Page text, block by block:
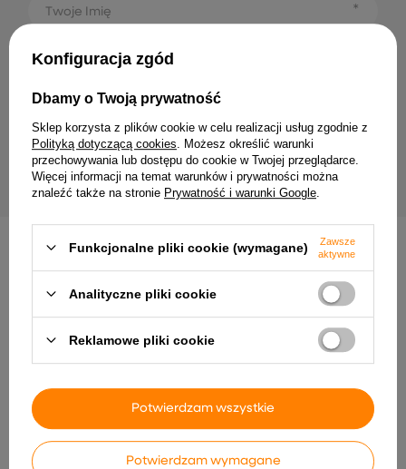
Twoje Imię
Twój email
osobowych (adres e-mail) na potrzeby wysyłki
newslettera z informacją handlową (marketing). Więcej
wpolityce prywatności.
ZAPISZ SIĘ
Dostawa ZamówienieZwroty Pomoc
Konfiguracja zgód
Dbamy o Twoją prywatność
Sklep korzysta z plików cookie w celu realizacji usług zgodnie z
Polityką dotyczącą cookies . Możesz określić warunki
przechowywania lub dostępu do cookie w Twojej przeglądarce.
Więcej informacji na temat warunków i prywatności można
znaleźć także na stronie Prywatność i warunki Google
Funkcjonalne pliki cookie (wymagane)
Zawsze
aktywne
Analityczne pliki cookie
Reklamowe pliki cookie
Potwierdzam wymagane
Potwierdzam wszystkie